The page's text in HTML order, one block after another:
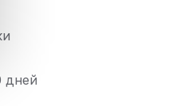
дней